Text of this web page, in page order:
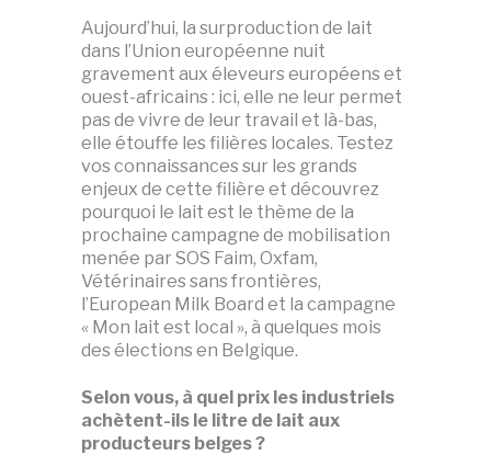
Aujourd’hui, la surproduction de lait
dans l’Union européenne nuit
gravement aux éleveurs européens et
ouest-africains : ici, elle ne leur permet
pas de vivre de leur travail et là-bas,
elle étouffe les filières locales. Testez
vos connaissances sur les grands
enjeux de cette filière et découvrez
pourquoi le lait est le thème de la
prochaine campagne de mobilisation
menée par SOS Faim, Oxfam,
Vétérinaires sans frontières,
l’European Milk Board et la campagne
« Mon lait est local », à quelques mois
des élections en Belgique.
Selon vous, à quel prix les industriels
achètent-ils le litre de lait aux
producteurs belges ?